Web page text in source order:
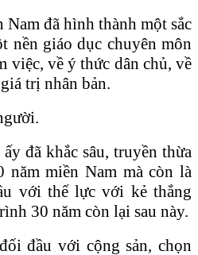
Nam đã hình thành một sắc
nền giáo dục chuyên môn
việc, về ý thức dân chủ, về
trị nhân bản.
đã khắc sâu, truyền thừa
năm miền Nam mà còn là
với thế lực với kẻ thắng
30 năm còn lại sau này.
đầu với cộng sản, chọn